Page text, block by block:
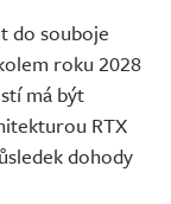
do souboje
roku 2028
má být
RTX
dohody